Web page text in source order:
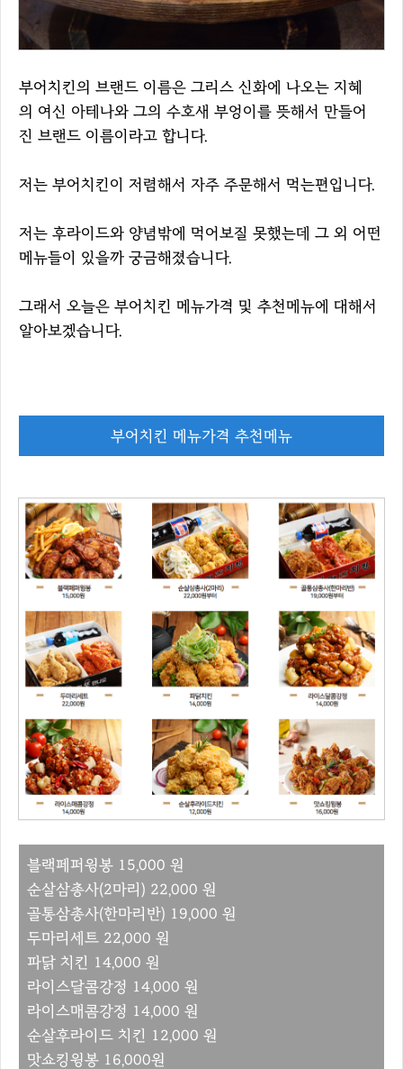
부어치킨의 브랜드 이름은 그리스 신화에 나오는 지혜
의 여신 아테나와 그의 수호새 부엉이를 뜻해서 만들어
진 브랜드 이름이라고 합니다.
저는 부어치킨이 저렴해서 자주 주문해서 먹는편입니다.
저는 후라이드와 양념밖에 먹어보질 못했는데 그 외 어떤
메뉴들이 있을까 궁금해졌습니다.
그래서 오늘은 부어치킨 메뉴가격 및 추천메뉴에 대해서
알아보겠습니다.
부어치킨 메뉴가격 추천메뉴
블랙페퍼윙봉 15,000 원
순살삼총사(2마리) 22,000 원
골통삼총사(한마리반) 19,000 원
두마리세트 22,000 원
파닭 치킨 14,000 원
라이스달콤강정 14,000 원
라이스매콤강정 14,000 원
순살후라이드 치킨 12,000 원
맛쇼킹윙봉 16,000원